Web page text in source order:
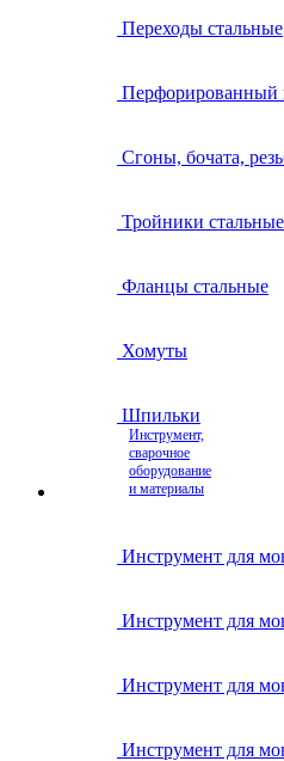
Переходы стальные
Перфорированный
Сгоны, бочата,
Тройники стальные
Фланцы стальные
Хомуты
Шпильки
Инструмент,
сварочное
оборудование
и материалы
Инструмент для
Инструмент для
Инструмент для
Инструмент для